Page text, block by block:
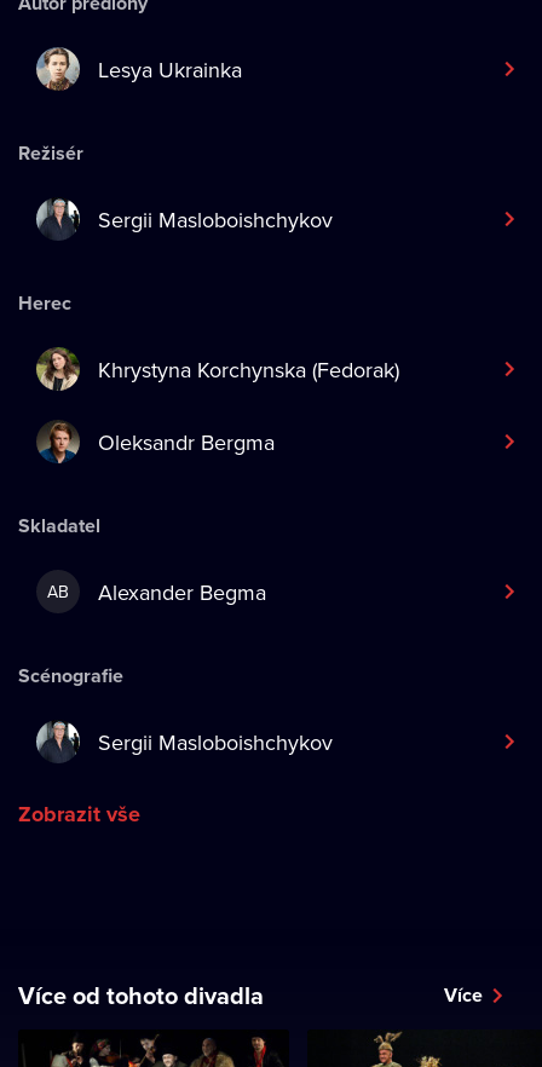
Lesya Ukrainka
Režisér
Sergii Masloboishchykov
Herec
Khrystyna Korchynska (Fedorak)
Oleksandr Bergma
Skladatel
AB Alexander Begma
Scénografie
Sergii Masloboishchykov
Zobrazit vše
Více od tohoto divadla Více